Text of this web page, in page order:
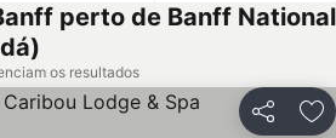
perto de Banff National
os resultados
Partilhar